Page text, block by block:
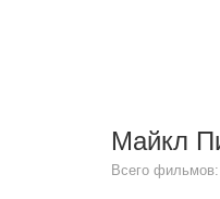
Майкл
Всего